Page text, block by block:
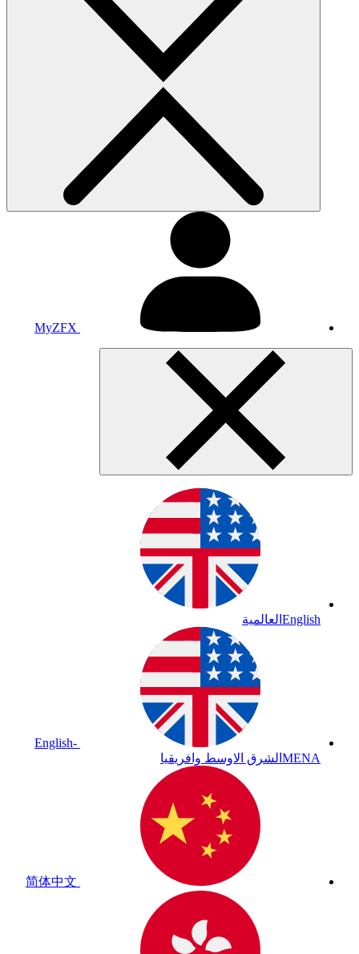
MyZFX
English العالمية
English-
MENA الشرق الاوسط وافريقيا
简体中文